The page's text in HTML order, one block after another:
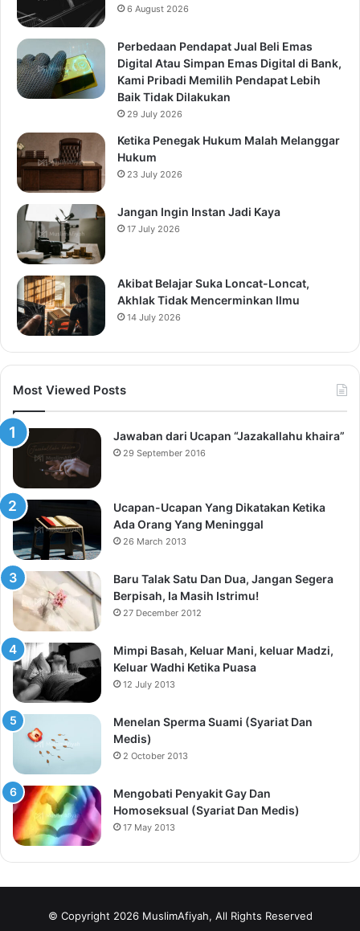
6 August 2026
Perbedaan Pendapat Jual Beli Emas
Digital Atau Simpan Emas Digital di Bank,
Kami Pribadi Memilih Pendapat Lebih
Baik Tidak Dilakukan
29 July 2026
Ketika Penegak Hukum Malah Melanggar
Hukum
23 July 2026
Jangan Ingin Instan Jadi Kaya
17 July 2026
Akibat Belajar Suka Loncat-Loncat,
Akhlak Tidak Mencerminkan Ilmu
14 July 2026
Most Viewed Posts
Jawaban dari Ucapan “Jazakallahu khaira”
29 September 2016
Ucapan-Ucapan Yang Dikatakan Ketika
Ada Orang Yang Meninggal
26 March 2013
Baru Talak Satu Dan Dua, Jangan Segera
Berpisah, Ia Masih Istrimu!
27 December 2012
Mimpi Basah, Keluar Mani, keluar Madzi,
Keluar Wadhi Ketika Puasa
12 July 2013
Menelan Sperma Suami (Syariat Dan
Medis)
2 October 2013
Mengobati Penyakit Gay Dan
Homoseksual (Syariat Dan Medis)
17 May 2013
© Copyright 2026 MuslimAfiyah, All Rights Reserved